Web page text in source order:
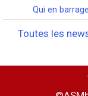
Qui en
Toutes les